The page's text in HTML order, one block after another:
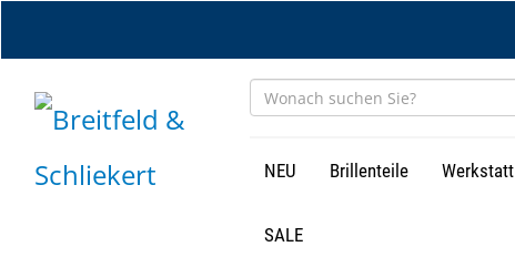
NEU Brillenteile Werkstatt
SALE